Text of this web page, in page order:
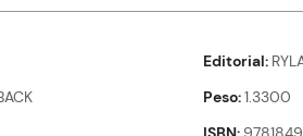
Editorial
Peso 1.3300